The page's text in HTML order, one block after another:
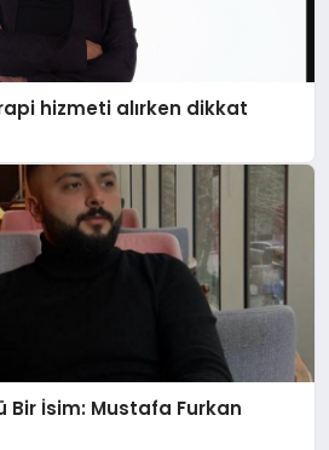
hizmeti alırken dikkat
Bir İsim: Mustafa Furkan